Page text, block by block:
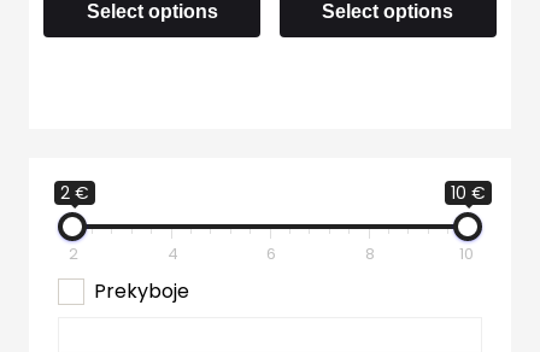
2 € 10 €
2 4 6 8 10
Prekyboje
Select options Select options